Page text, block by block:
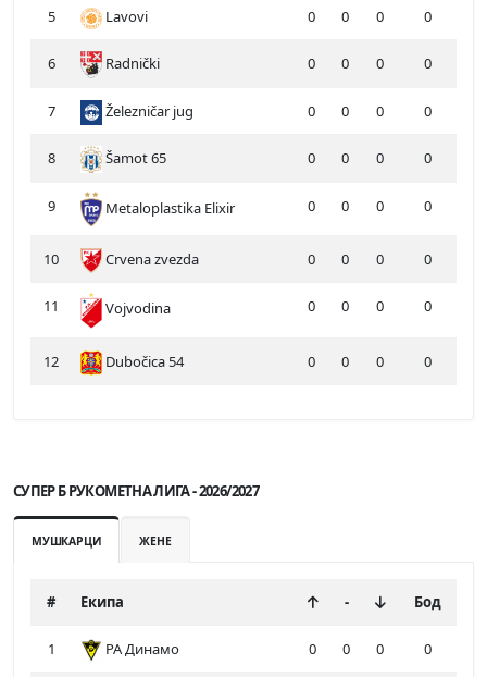
5 Lavovi 0 0 0 0
6 Radnički 0 0 0 0
7 Železničar jug 0 0 0 0
8 Šamot 65 0 0 0 0
9 Metaloplastika Elixir 0 0 0 0
10 Crvena zvezda 0 0 0 0
11 Vojvodina 0 0 0 0
12 Dubočica 54 0 0 0 0
СУПЕР Б РУКОМЕТНА ЛИГА - 2026/2027
МУШКАРЦИ ЖЕНЕ
# Екипа - Бод
1 РА Динамо 0 0 0 0